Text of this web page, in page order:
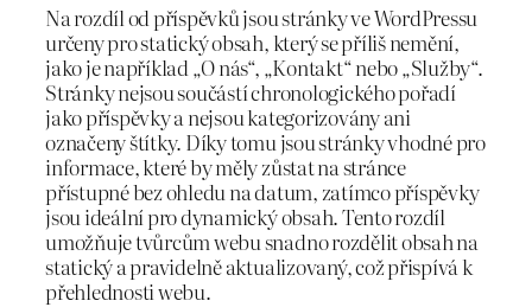
Na rozdíl od příspěvků jsou stránky ve WordPressu
určeny pro statický obsah, který se příliš nemění,
jako je například „O nás“, „Kontakt“ nebo „Služby“.
Stránky nejsou součástí chronologického pořadí
jako příspěvky a nejsou kategorizovány ani
označeny štítky. Díky tomu jsou stránky vhodné pro
informace, které by měly zůstat na stránce
přístupné bez ohledu na datum, zatímco příspěvky
jsou ideální pro dynamický obsah. Tento rozdíl
umožňuje tvůrcům webu snadno rozdělit obsah na
statický a pravidelně aktualizovaný, což přispívá k
přehlednosti webu.